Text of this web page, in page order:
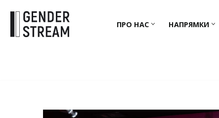
Перейти
до
ПРО НАС НАПРЯМКИ